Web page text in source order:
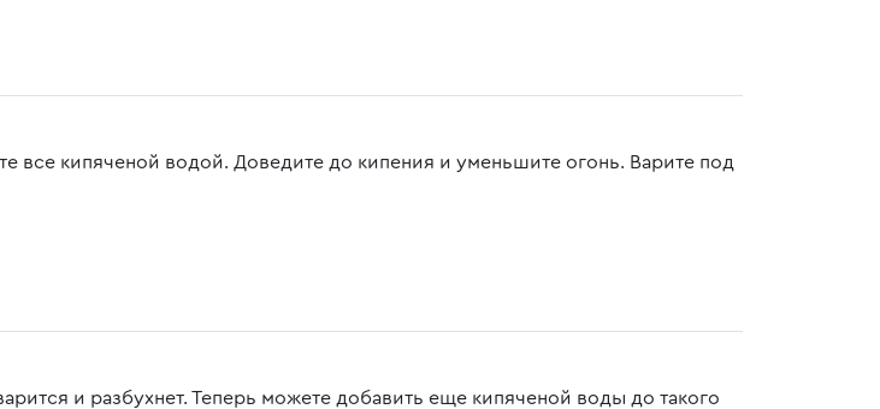
все кипяченой водой. Доведите до кипения и уменьшите огонь. Варите под
и разбухнет. Теперь можете добавить еще кипяченой воды до такого